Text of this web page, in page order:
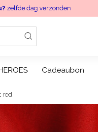
zelfde dag verzonden
Cadeaubon
red